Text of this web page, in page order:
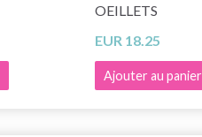
OEILLETS
EUR 18.25
Ajouter au panier